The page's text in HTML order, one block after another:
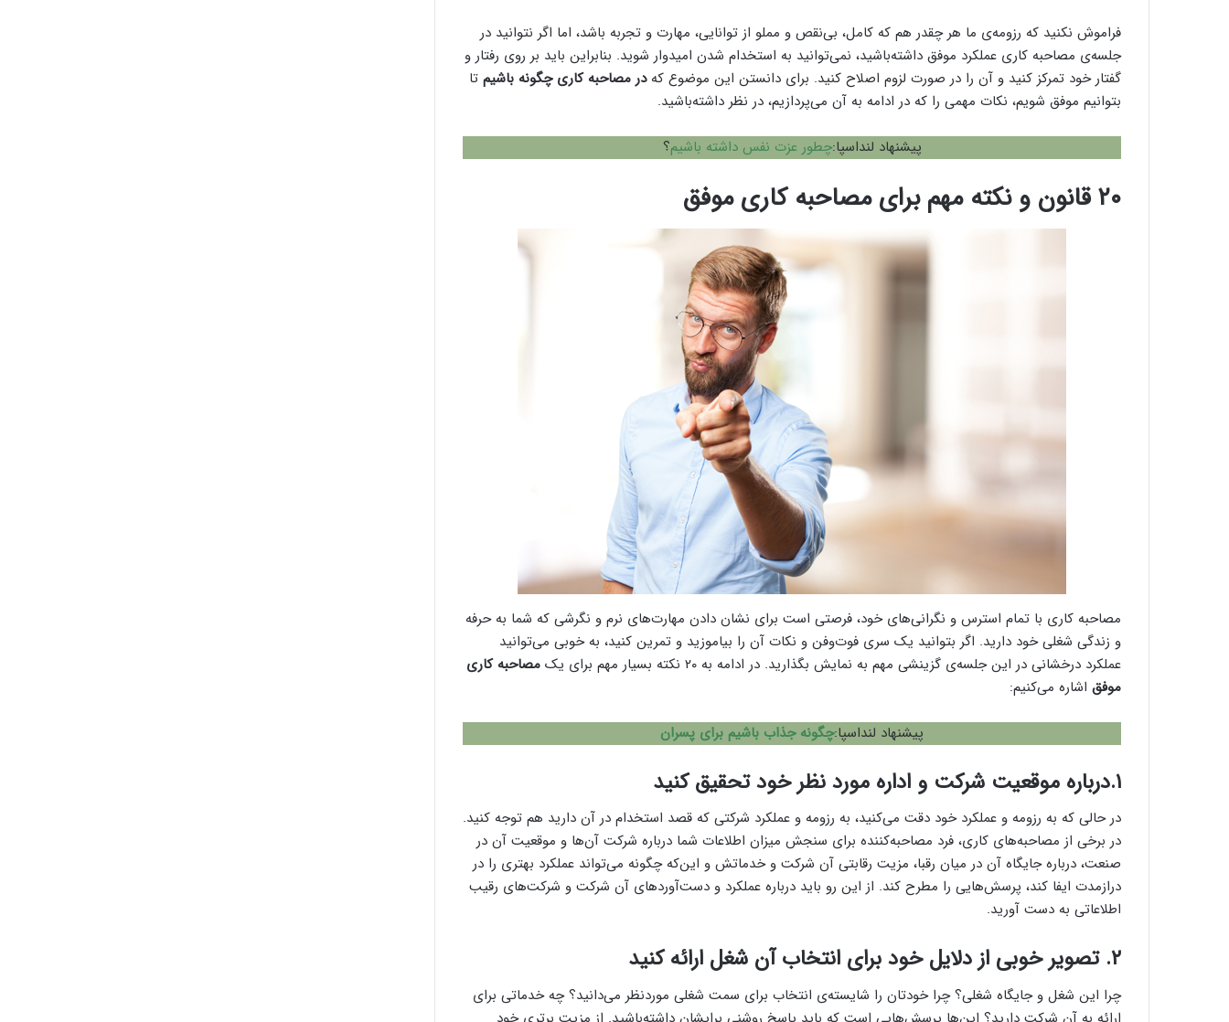
فراموش نکنید که رزومه‌ی ما هر چقدر هم که کامل، بی‌نقص و مملو از توانایی، مهارت و تجربه باشد، اما اگر نتوانید در
جلسه‌ی مصاحبه کاری عملکرد موفق داشته‌باشید، نمی‌توانید به استخدام شدن امیدوار شوید. بنابراین باید بر روی رفتار و
گفتار خود تمرکز کنید و آن را در صورت لزوم اصلاح کنید. برای دانستن این موضوع کهدر مصاحبه کاری چگونه باشیم تا
بتوانیم موفق شویم، نکات مهمی را که در ادامه به آن می‌پردازیم، در نظر داشته‌باشید.
پیشنهاد لنداسپا:چطور عزت نفس داشته باشیم؟
۲۰ قانون و نکته مهم برای مصاحبه کاری موفق
مصاحبه کاری با تمام استرس و نگرانی‌های خود، فرصتی است برای نشان دادن مهارت‌های نرم و نگرشی که شما به حرفه
و زندگی شغلی خود دارید. اگر بتوانید یک سری فوت‌وفن و نکات آن را بیاموزید و تمرین کنید، به خوبی می‌توانید
عملکرد درخشانی در این جلسه‌ی گزینشی مهم به نمایش بگذارید. در ادامه به ۲۰ نکته بسیار مهم برای یک
مصاحبه کاری
موفق اشاره می‌کنیم:
پیشنهاد لنداسپا:چگونه جذاب باشیم برای پسران
۱.درباره موقعیت شرکت و اداره مورد نظر خود تحقیق کنید
در حالی که به رزومه و عملکرد خود دقت می‌کنید، به رزومه و عملکرد شرکتی که قصد استخدام در آن دارید هم توجه کنید.
در برخی از مصاحبه‌های کاری، فرد مصاحبه‌کننده برای سنجش میزان اطلاعات شما درباره شرکت آن‌ها و موقعیت آن در
صنعت، درباره جایگاه آن در میان رقبا، مزیت رقابتی آن شرکت و خدماتش و این‌که چگونه می‌تواند عملکرد بهتری را در
درازمدت ایفا کند، پرسش‌هایی را مطرح کند. از این رو باید درباره عملکرد و دست‌آوردهای آن شرکت و شرکت‌های رقیب
اطلاعاتی به دست آورید.
۲. تصویر خوبی از دلایل خود برای انتخاب آن شغل ارائه کنید
چرا این شغل و جایگاه شغلی؟ چرا خودتان را شایسته‌ی انتخاب برای سمت شغلی موردنظر می‌دانید؟ چه خدماتی برای